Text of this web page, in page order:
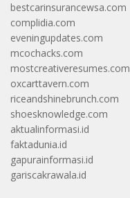
bestcarinsurancewsa.com
complidia.com
eveningupdates.com
mcochacks.com
mostcreativeresumes.com
oxcarttavern.com
riceandshinebrunch.com
shoesknowledge.com
aktualinformasi.id
faktadunia.id
gapurainformasi.id
gariscakrawala.id